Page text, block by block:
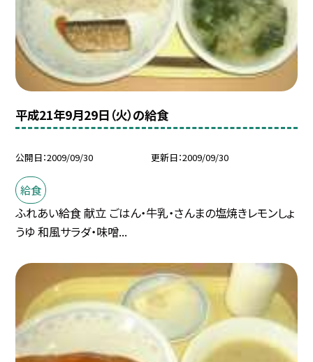
平成21年9月29日（火）の給食
公開日 2009/09/30 更新日 2009/09/30
給食
ふれあい給食 献立 ごはん・牛乳・さんまの塩焼きレモンしょ
うゆ 和風サラダ・味噌...